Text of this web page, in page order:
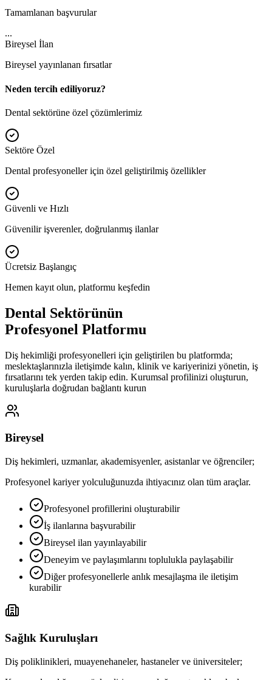
Tamamlanan başvurular
...
Bireysel İlan
Bireysel yayınlanan fırsatlar
Neden tercih ediliyoruz?
Dental sektörüne özel çözümlerimiz
Sektöre Özel
Dental profesyoneller için özel geliştirilmiş özellikler
Güvenli ve Hızlı
Güvenilir işverenler, doğrulanmış ilanlar
Ücretsiz Başlangıç
Hemen kayıt olun, platformu keşfedin
Dental Sektörünün
Profesyonel Platformu
Diş hekimliği profesyonelleri için geliştirilen bu platformda;
meslektaşlarınızla iletişimde kalın, klinik ve kariyerinizi yönetin, iş
fırsatlarını tek yerden takip edin. Kurumsal profilinizi oluşturun,
kuruluşlarla doğrudan bağlantı kurun
Bireysel
Diş hekimleri, uzmanlar, akademisyenler, asistanlar ve öğrenciler;
Profesyonel kariyer yolculuğunuzda ihtiyacınız olan tüm araçlar.
Profesyonel profillerini oluşturabilir
İş ilanlarına başvurabilir
Bireysel ilan yayınlayabilir
Deneyim ve paylaşımlarını toplulukla paylaşabilir
Diğer profesyonellerle anlık mesajlaşma ile iletişim
kurabilir
Sağlık Kuruluşları
Diş poliklinikleri, muayenehaneler, hastaneler ve üniversiteler;